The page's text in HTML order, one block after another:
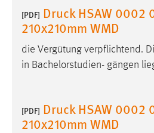
[PDF] Druck HSAW 0002
210x210mm WMD
die Vergütung verpflichtend.
in Bachelorstudien- gängen
[PDF] Druck HSAW 0002
210x210mm WMD
Matomo
Name: _pk_ref,